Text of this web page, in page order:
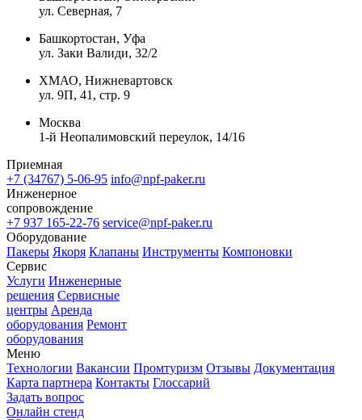
ул. Северная, 7
Башкортостан, Уфа
ул. Заки Валиди, 32/2
ХМАО, Нижневартовск
ул. 9П, 41, стр. 9
Москва
1-й Неопалимовский переулок, 14/16
Приемная
+7 (34767) 5-06-95 info@npf-paker.ru
Инженерное
сопровождение
+7 937 165-22-76 service@npf-paker.ru
Оборудование
Пакеры Якоря Клапаны Инструменты Компоновки
Сервис
Услуги Инженерные
решения Сервисные
центры Аренда
оборудования Ремонт
оборудования
Меню
Технологии Вакансии Промтуризм Отзывы Документация
Карта партнера Контакты Глоссарий
Задать вопрос
Онлайн стенд